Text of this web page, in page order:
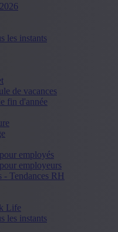
les instants
de vacances
fin d'année
employés
employeurs
- Tendances RH
Life
les instants